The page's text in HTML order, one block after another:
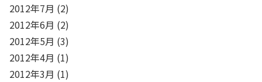
2012年7月 (2)
2012年6月 (2)
2012年5月 (3)
2012年4月 (1)
2012年3月 (1)